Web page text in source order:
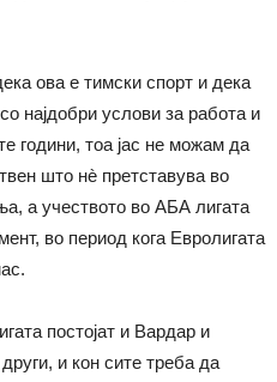
ова е тимски спорт и дека
најдобри услови за работа и
години, тоа јас не можам да
што нè претставува во
а учеството во АБА лигата
во период кога Евролигата
постојат и Вардар и
и кон сите треба да